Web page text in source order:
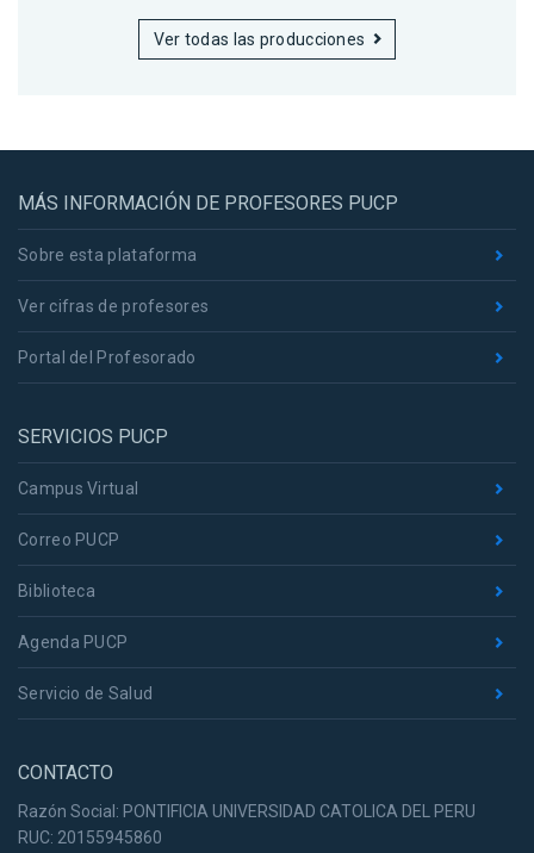
Ver todas las producciones
MÁS INFORMACIÓN DE PROFESORES PUCP
Sobre esta plataforma
Ver cifras de profesores
Portal del Profesorado
SERVICIOS PUCP
Campus Virtual
Correo PUCP
Biblioteca
Agenda PUCP
Servicio de Salud
CONTACTO
Razón Social: PONTIFICIA UNIVERSIDAD CATOLICA DEL PERU
RUC: 20155945860